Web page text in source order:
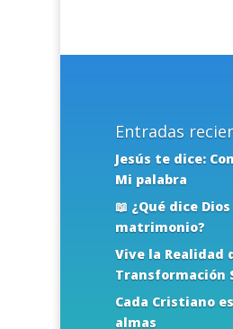
Entradas
Jesús te dice:
Mi palabra
📖 ¿Qué dice
matrimonio?
Vive la Realidad
Transformación
Cada Cristiano
almas